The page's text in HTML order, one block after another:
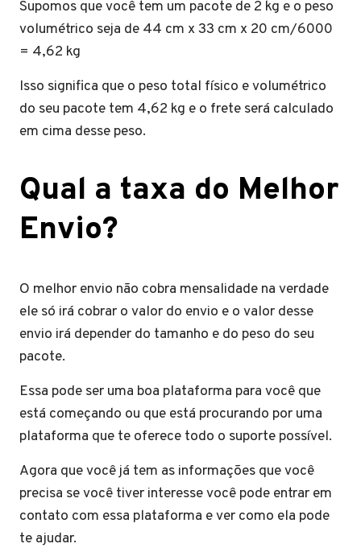
Supomos que você tem um pacote de 2 kg e o peso
volumétrico seja de 44 cm x 33 cm x 20 cm/6000
= 4,62 kg
Isso significa que o peso total físico e volumétrico
do seu pacote tem 4,62 kg e o frete será calculado
em cima desse peso.
Qual a taxa do Melhor
Envio?
O melhor envio não cobra mensalidade na verdade
ele só irá cobrar o valor do envio e o valor desse
envio irá depender do tamanho e do peso do seu
pacote.
Essa pode ser uma boa plataforma para você que
está começando ou que está procurando por uma
plataforma que te oferece todo o suporte possível.
Agora que você já tem as informações que você
precisa se você tiver interesse você pode entrar em
contato com essa plataforma e ver como ela pode
te ajudar.